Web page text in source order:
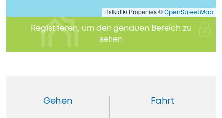
Halkidiki Properties © OpenStreetMap
Registrieren, um den genauen Bereich zu
sehen
Gehen Fahrt